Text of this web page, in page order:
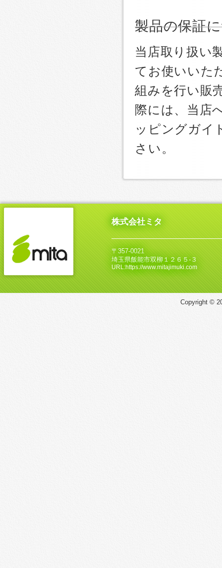
製品の保証
当店取り扱い
てお使いいた
組みを行い販
際には、当店
ッピングガイ
さい。
株式会社ミタ
〒357-0021
埼玉県飯能市双柳１２６５‐３
URL:https://www.mitajimuki.com
Copyright ©